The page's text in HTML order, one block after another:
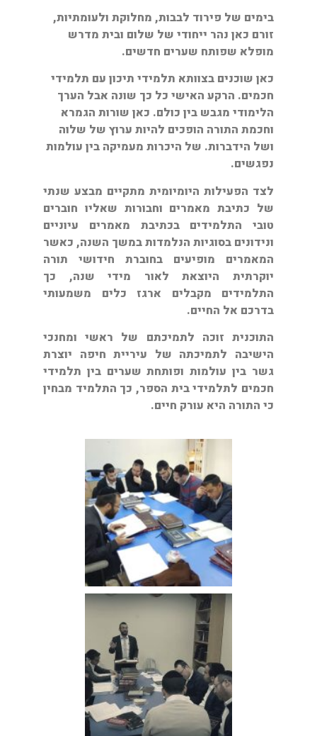
בימים של פירוד לבבות, מחלוקת ולעומתיות,
זורם כאן נהר ייחודי של שלום ובית מדרש
מופלא שפותח שערים חדשים.
כאן שוכנים בצוותא תלמידי תיכון עם תלמידי
חכמים. הרקע האישי כל כך שונה אבל הערך
הלימודי מגבש בין כולם. כאן שורות הגמרא
וחכמת התורה הופכים להיות ערוץ של שלוה
ושל הידברות. של היכרות מעמיקה בין עולמות
נפגשים.
לצד הפעילות היומיומית מתקיים מבצע שנתי
של כתיבת מאמרים וחבורות שאליו חוברים
טובי התלמידים בכתיבת מאמרים עיוניים
ונידונים בסוגיות הנלמדות במשך השנה, כאשר
המאמרים מופיעים בחוברת חידושי תורה
יוקרתית היוצאת לאור מידי שנה, כך
התלמידים מקבלים ארגז כלים משמעותי
בדרכם אל החיים.
התוכנית זוכה לתמיכתם של ראשי ומחנכי
הישיבה לתמיכתה של עיריית חיפה יוצרת
גשר בין עולמות ופותחת שערים בין תלמידי
חכמים לתלמידי בית הספר, כך התלמיד מבחין
כי התורה היא עורק חיים.